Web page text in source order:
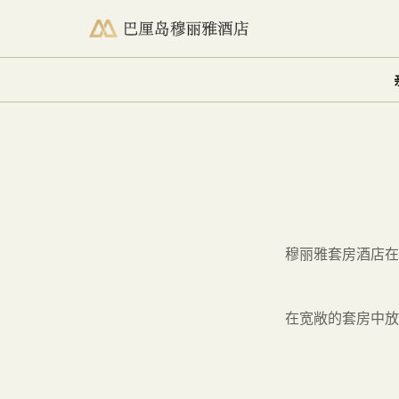
查看空房情况
穆丽雅套房酒店
在宽敞的套房中